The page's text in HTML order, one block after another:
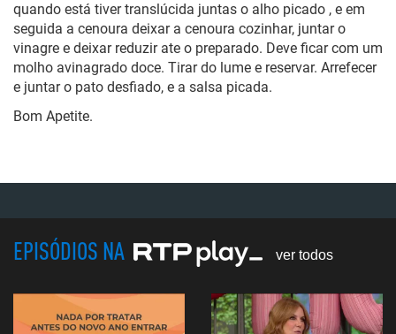
quando está tiver translúcida juntas o alho picado , e em
seguida a cenoura deixar a cenoura cozinhar, juntar o
vinagre e deixar reduzir ate o preparado. Deve ficar com um
molho avinagrado doce. Tirar do lume e reservar. Arrefecer
e juntar o pato desfiado, e a salsa picada.
Bom Apetite.
EPISÓDIOS NA ver todos